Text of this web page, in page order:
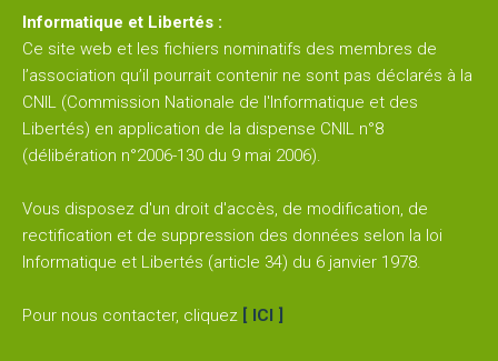
Les
enseignants
Les
L'école
Informatique et Libertés :
Ce site web et les fichiers nominatifs des membres de
l’association qu’il pourrait contenir ne sont pas déclarés à la
CNIL (Commission Nationale de l'Informatique et des
Libertés) en application de la dispense CNIL n°8
(délibération n°2006-130 du 9 mai 2006).
Vous disposez d'un droit d'accès, de modification, de
rectification et de suppression des données selon la loi
Informatique et Libertés (article 34) du 6 janvier 1978.
Pour nous contacter, cliquez [ ICI ]